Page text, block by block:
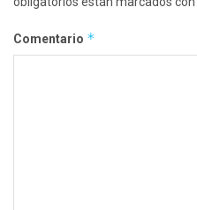
Comentario *